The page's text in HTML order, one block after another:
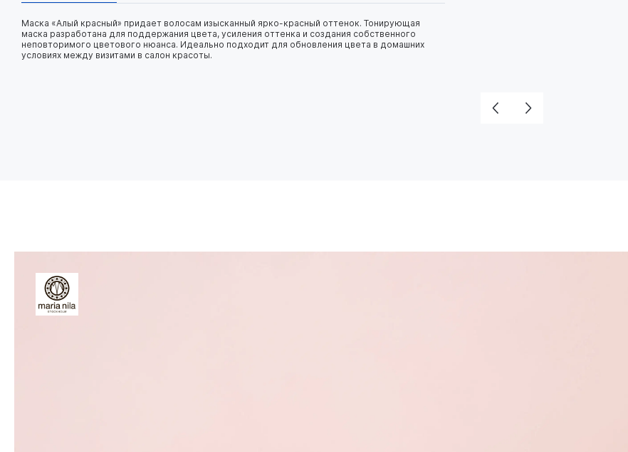
Маска «Алый красный» придает волосам изысканный ярко-красный оттенок. Тонирующая
маска разработана для поддержания цвета, усиления оттенка и создания собственного
неповторимого цветового нюанса. Идеально подходит для обновления цвета в домашних
условиях между визитами в салон красоты.